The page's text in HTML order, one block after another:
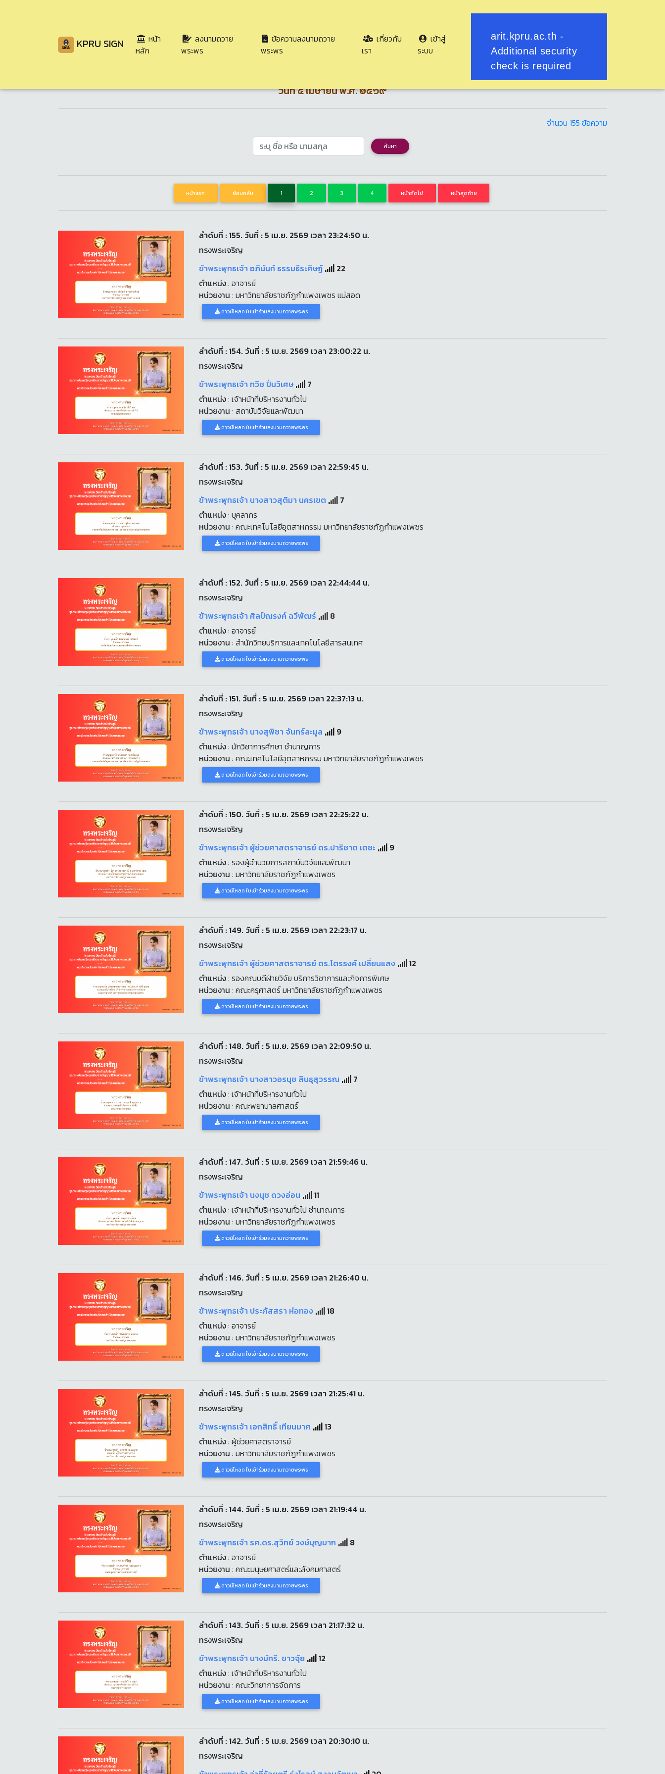
KPRU SIGN
หน้า
หลัก
ลงนามถวาย
พระพร
ข้อความลงนามถวาย
พระพร
เกี่ยวกับ
เรา
เข้าสู่
ระบบ
ร่วมลงนามถวายพระพร เนื่องในโอกาสวันคล้ายวันประสูติ ๕ เมษายน
ทูลกระหม่อมหญิงอุบลรัตนราชกัญญา สิริวัฒนาพรรณวดี
วันที่ ๕ เมษายน พ.ศ. ๒๕๖๙
จำนวน 155 ข้อความ
ค้นหา
หน้าแรก ย้อนกลับ 1 2 3 4 หน้าถัดไป หน้าสุดท้าย
ลำดับที่ : 155. วันที่ : 5 เม.ย. 2569 เวลา 23:24:50 น.
ทรงพระเจริญ
ข้าพระพุทธเจ้า อภินันท์ ธรรมธีระศิษฏ์
22
ตำแหน่ง: อาจารย์
หน่วยงาน : มหาวิทยาลัยราชภัฏกำแพงเพชร แม่สอด
ดาวน์โหลด ใบเข้าร่วมลงนามถวายพระพร
ลำดับที่ : 154. วันที่ : 5 เม.ย. 2569 เวลา 23:00:22 น.
ทรงพระเจริญ
ข้าพระพุทธเจ้า ทวิช ปิ่นวิเศษ
7
ตำแหน่ง: เจ้าหน้าที่บริหารงานทั่วไป
หน่วยงาน : สถาบันวิจัยและพัฒนา
ดาวน์โหลด ใบเข้าร่วมลงนามถวายพระพร
ลำดับที่ : 153. วันที่ : 5 เม.ย. 2569 เวลา 22:59:45 น.
ทรงพระเจริญ
ข้าพระพุทธเจ้า นางสาวสุติมา นครเขต
7
ตำแหน่ง: บุคลากร
หน่วยงาน : คณะเทคโนโลยีอุตสาหกรรม มหาวิทยาลัยราชภัฏกำแพงเพชร
ดาวน์โหลด ใบเข้าร่วมลงนามถวายพระพร
ลำดับที่ : 152. วันที่ : 5 เม.ย. 2569 เวลา 22:44:44 น.
ทรงพระเจริญ
ข้าพระพุทธเจ้า ศิลป์ณรงค์ ฉวีพัฒร์
8
ตำแหน่ง: อาจารย์
หน่วยงาน : สำนักวิทยบริการและเทคโนโลยีสารสนเทศ
ดาวน์โหลด ใบเข้าร่วมลงนามถวายพระพร
ลำดับที่ : 151. วันที่ : 5 เม.ย. 2569 เวลา 22:37:13 น.
ทรงพระเจริญ
ข้าพระพุทธเจ้า นางสุพิชา จันทร์ละมูล
9
ตำแหน่ง: นักวิชาการศึกษา ชำนาญการ
หน่วยงาน : คณะเทคโนโลยีอุตสาหกรรม มหาวิทยาลัยราชภัฏกำแพงเพชร
ดาวน์โหลด ใบเข้าร่วมลงนามถวายพระพร
ลำดับที่ : 150. วันที่ : 5 เม.ย. 2569 เวลา 22:25:22 น.
ทรงพระเจริญ
ข้าพระพุทธเจ้า ผู้ช่วยศาสตราจารย์ ดร.ปาริชาต เตชะ
9
ตำแหน่ง: รองผู้อำนวยการสถาบันวิจัยและพัฒนา
หน่วยงาน : มหาวิทยาลัยราชภัฏกำแพงเพชร
ดาวน์โหลด ใบเข้าร่วมลงนามถวายพระพร
ลำดับที่ : 149. วันที่ : 5 เม.ย. 2569 เวลา 22:23:17 น.
ทรงพระเจริญ
ข้าพระพุทธเจ้า ผู้ช่วยศาสตราจารย์ ดร.ไตรรงค์ เปลี่ยนแสง
12
ตำแหน่ง: รองคณบดีฝ่ายวิจัย บริการวิชาการและกิจการพิเศษ
หน่วยงาน : คณะครุศาสตร์ มหาวิทยาลัยราชภัฏกำแพงเพชร
ดาวน์โหลด ใบเข้าร่วมลงนามถวายพระพร
ลำดับที่ : 148. วันที่ : 5 เม.ย. 2569 เวลา 22:09:50 น.
ทรงพระเจริญ
ข้าพระพุทธเจ้า นางสาวอรนุช สินธุสุวรรณ
7
ตำแหน่ง: เจ้าหน้าที่บริหารงานทั่วไป
หน่วยงาน : คณะพยาบาลศาสตร์
ดาวน์โหลด ใบเข้าร่วมลงนามถวายพระพร
ลำดับที่ : 147. วันที่ : 5 เม.ย. 2569 เวลา 21:59:46 น.
ทรงพระเจริญ
ข้าพระพุทธเจ้า นงนุช ดวงอ่อน
11
ตำแหน่ง: เจ้าหน้าที่บริหารงานทั่วไป ชำนาญการ
หน่วยงาน : มหาวิทยาลัยราชภัฏกำแพงเพชร
ดาวน์โหลด ใบเข้าร่วมลงนามถวายพระพร
ลำดับที่ : 146. วันที่ : 5 เม.ย. 2569 เวลา 21:26:40 น.
ทรงพระเจริญ
ข้าพระพุทธเจ้า ประภัสสรา ห่อทอง
18
ตำแหน่ง: อาจารย์
หน่วยงาน : มหาวิทยาลัยราชภัฏกำแพงเพชร
ดาวน์โหลด ใบเข้าร่วมลงนามถวายพระพร
ลำดับที่ : 145. วันที่ : 5 เม.ย. 2569 เวลา 21:25:41 น.
ทรงพระเจริญ
ข้าพระพุทธเจ้า เอกสิทธิ์ เทียนมาศ
13
ตำแหน่ง: ผู้ช่วยศาสตราจารย์
หน่วยงาน : มหาวิทยาลัยราชภัฏกำแพงเพชร
ดาวน์โหลด ใบเข้าร่วมลงนามถวายพระพร
ลำดับที่ : 144. วันที่ : 5 เม.ย. 2569 เวลา 21:19:44 น.
ทรงพระเจริญ
ข้าพระพุทธเจ้า รศ.ดร.สุวิทย์ วงษ์บุญมาก
8
ตำแหน่ง: อาจารย์
หน่วยงาน : คณะมนุษยศาสตร์และสังคมศาสตร์
ดาวน์โหลด ใบเข้าร่วมลงนามถวายพระพร
ลำดับที่ : 143. วันที่ : 5 เม.ย. 2569 เวลา 21:17:32 น.
ทรงพระเจริญ
ข้าพระพุทธเจ้า นางมัทรี. ขาวจุ้ย
12
ตำแหน่ง: เจ้าหน้าที่บริหารงานทั่วไป
หน่วยงาน : คณะวิทยาการจัดการ
ดาวน์โหลด ใบเข้าร่วมลงนามถวายพระพร
ลำดับที่ : 142. วันที่ : 5 เม.ย. 2569 เวลา 20:30:10 น.
ทรงพระเจริญ